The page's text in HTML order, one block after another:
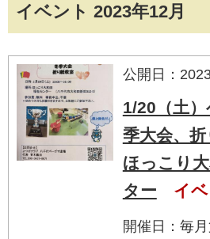
イベント 2023年12月
公開日：
1/20（土
季大会、
ほっこり
ター
イ
開催日：毎